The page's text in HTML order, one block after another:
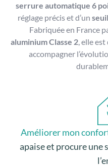
serrure automatique 6
réglage précis et d’un
Fabriquée en France
aluminium Classe 2, elle
accompagner
Améliorer mon
apaise et procure une